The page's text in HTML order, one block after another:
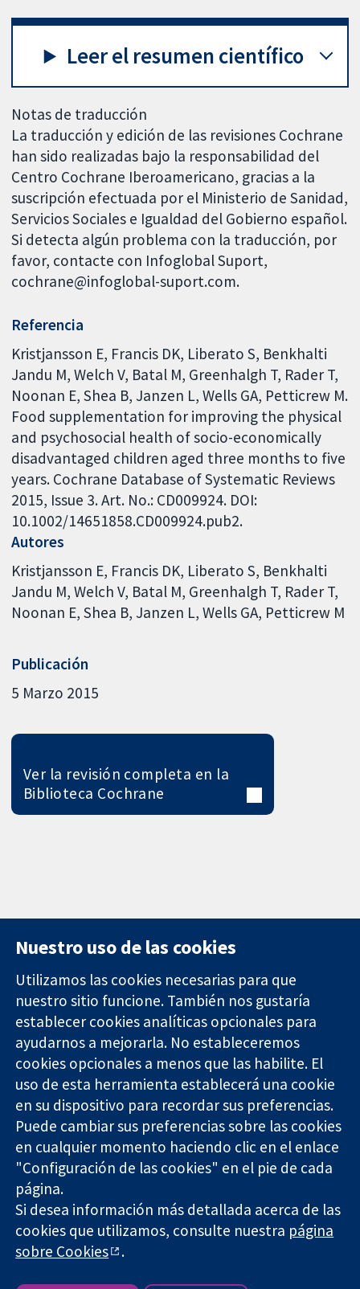
Leer el resumen científico
Notas de traducción
La traducción y edición de las revisiones Cochrane
han sido realizadas bajo la responsabilidad del
Centro Cochrane Iberoamericano, gracias a la
suscripción efectuada por el Ministerio de Sanidad,
Servicios Sociales e Igualdad del Gobierno español.
Si detecta algún problema con la traducción, por
favor, contacte con Infoglobal Suport,
cochrane@infoglobal-suport.com.
Referencia
Kristjansson E, Francis DK, Liberato S, Benkhalti
Jandu M, Welch V, Batal M, Greenhalgh T, Rader T,
Noonan E, Shea B, Janzen L, Wells GA, Petticrew M.
Food supplementation for improving the physical
and psychosocial health of socio-economically
disadvantaged children aged three months to five
years. Cochrane Database of Systematic Reviews
2015, Issue 3. Art. No.: CD009924. DOI:
10.1002/14651858.CD009924.pub2.
Autores
Kristjansson E Francis DK Liberato S Benkhalti
Jandu M Welch V Batal M Greenhalgh T Rader T
Noonan E Shea B Janzen L Wells GA Petticrew M
Publicación
5 Marzo 2015
Ver la revisión completa en la
Biblioteca Cochrane
Evidencia fiable.
Decisiones
informadas.
Mejor salud.
11-13 Cavendish
Square
Londres
W1G 0AN
Reino Unido
Contacto
Noticias
Prensa
Sobre
nosotros
Empleo
Cochrane
Library
The Cochrane Collaboration is a charity (no. 1045921) and a
company limited by guarantee (no. 03044323) registered in
England & Wales. VAT registration number GB 718 2127 49.
Copyright © 2026 The Cochrane Collaboration
Términos y condiciones del sitio web|Responsabilidades
Nuestro uso de las cookies
Utilizamos las cookies necesarias para que
nuestro sitio funcione. También nos gustaría
establecer cookies analíticas opcionales para
ayudarnos a mejorarla. No estableceremos
cookies opcionales a menos que las habilite. El
uso de esta herramienta establecerá una cookie
en su dispositivo para recordar sus preferencias.
Puede cambiar sus preferencias sobre las cookies
en cualquier momento haciendo clic en el enlace
"Configuración de las cookies" en el pie de cada
página.
Si desea información más detallada acerca de las
cookies que utilizamos, consulte nuestra página
sobre Cookies
.